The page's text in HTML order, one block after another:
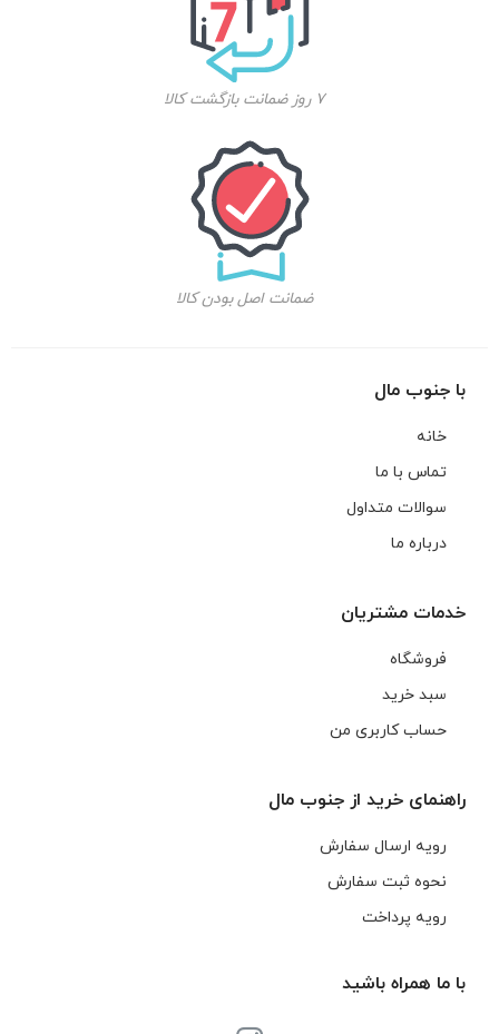
7 روز ضمانت بازگشت کالا
ضمانت اصل بودن کالا
با جنوب مال
خانه
تماس با ما
سوالات متداول
درباره ما
خدمات مشتریان
فروشگاه
سبد خرید
حساب کاربری من
راهنمای خرید از جنوب مال
رویه ارسال سفارش
نحوه ثبت سفارش
رویه پرداخت
با ما همراه باشید